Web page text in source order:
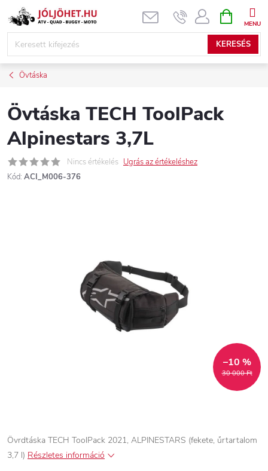
Ugrás
KERESÉS
KOSÁR
Övtáska
Övtáska TECH ToolPack
Alpinestars 3,7L
Nincs értékelés Ugrás az értékeléshez
Kód: ACI_M006-376
30 000 Ft
–10 %
Övrdtáska TECH ToolPack 2021, ALPINESTARS (fekete, űrtartalom
3,7 l) Részletes információ